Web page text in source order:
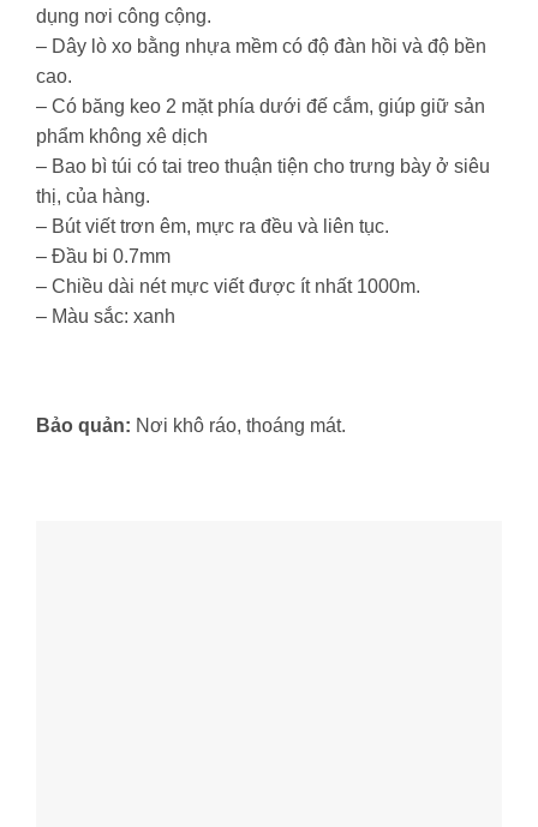
dụng nơi công cộng.
– Dây lò xo bằng nhựa mềm có độ đàn hồi và độ bền
cao.
– Có băng keo 2 mặt phía dưới đế cắm, giúp giữ sản
phẩm không xê dịch
– Bao bì túi có tai treo thuận tiện cho trưng bày ở siêu
thị, của hàng.
– Bút viết trơn êm, mực ra đều và liên tục.
– Đầu bi 0.7mm
– Chiều dài nét mực viết được ít nhất 1000m.
– Màu sắc: xanh
Bảo quản: Nơi khô ráo, thoáng mát.